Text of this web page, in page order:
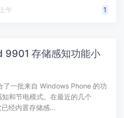
8:42 上午 1
存储感知功能小
一批来自 Windows Phone 的功
和节电模式。在最近的几个
经内置存储感…